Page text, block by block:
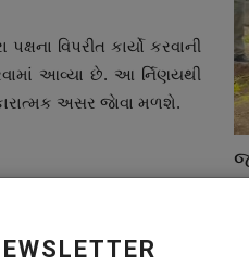
વિપરીત કાર્યો કરવાની
આવ્યા છે. આ ર્નિણયથી
અસર જાેવા મળશે.